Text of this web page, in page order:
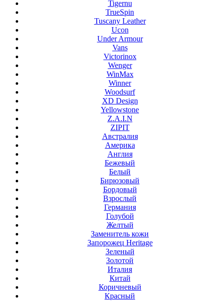
Tigernu
TrueSpin
Tuscany Leather
Ucon
Under Armour
Vans
Victorinox
Wenger
WinMax
Winner
Woodsurf
XD Design
Yellowstone
Z.A.I.N
ZIPIT
Австралия
Америка
Англия
Бежевый
Белый
Бирюзовый
Бордовый
Взрослый
Германия
Голубой
Желтый
Заменитель кожи
Запорожец Heritage
Зеленый
Золотой
Италия
Китай
Коричневый
Красный